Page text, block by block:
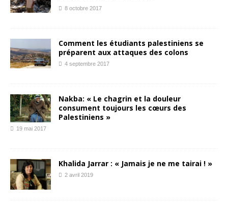
8 octobre 2017
Comment les étudiants palestiniens se
préparent aux attaques des colons
4 septembre 2017
Nakba: « Le chagrin et la douleur
consument toujours les cœurs des
Palestiniens »
19 mai 2017
Khalida Jarrar : « Jamais je ne me tairai ! »
2 avril 2019